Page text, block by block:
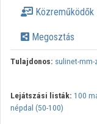
Közreműködők
Megosztás
Tulajdonos: sulinet-mm-
Lejátszási listák: 100
népdal (50-100)